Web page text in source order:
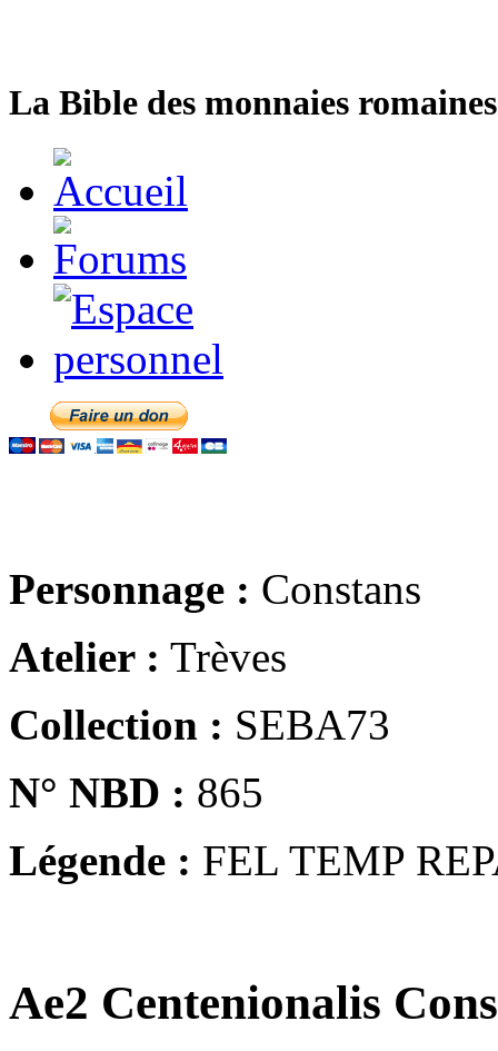
La Bible des monnaies
Personnage : Constans
Atelier : Trèves
Collection : SEBA73
N° NBD : 865
Légende : FEL TEMP
Ae2 Centenionalis